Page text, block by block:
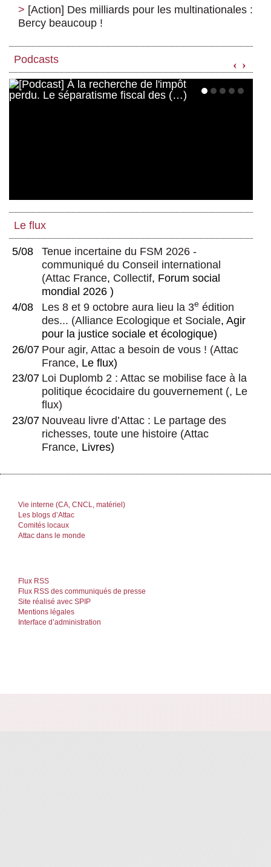
[Action] Des milliards pour les multinationales :
Bercy beaucoup !
Podcasts ‹ ›
Le flux
5/08
Tenue incertaine du FSM 2026 -
communiqué du Conseil international
(Attac France, Collectif, Forum social
mondial 2026 )
4/08
Les 8 et 9 octobre aura lieu la 3e édition
des... (Alliance Ecologique et Sociale, Agir
pour la justice sociale et écologique)
26/07 Pour agir, Attac a besoin de vous ! (Attac
France, Le flux)
23/07 Loi Duplomb 2 : Attac se mobilise face à la
politique écocidaire du gouvernement (, Le
flux)
23/07 Nouveau livre d’Attac : Le partage des
richesses, toute une histoire (Attac
France, Livres)
Vie interne (CA, CNCL, matériel)
Les blogs d’Attac
Comités locaux
Attac dans le monde
Flux RSS
Flux RSS des communiqués de presse
Site réalisé avec SPIP
Mentions légales
Interface d’administration